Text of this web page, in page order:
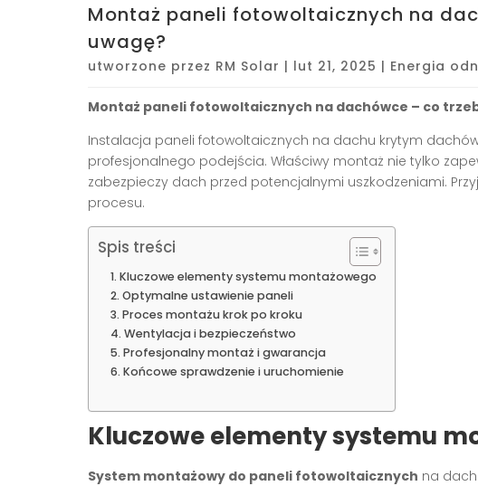
Montaż paneli fotowoltaicznych na
uwagę?
utworzone przez RM Solar | lut 21, 2025 | Energia
Montaż paneli fotowoltaicznych na dachówce – co
Instalacja paneli fotowoltaicznych na dachu krytym
profesjonalnego podejścia. Właściwy montaż nie tylko
zabezpieczy dach przed potencjalnymi uszkodzeniami.
procesu.
Spis treści
Kluczowe elementy systemu montażowego
Optymalne ustawienie paneli
Proces montażu krok po kroku
Wentylacja i bezpieczeństwo
Profesjonalny montaż i gwarancja
Końcowe sprawdzenie i uruchomienie
Kluczowe elementy systemu
System montażowy do paneli fotowoltaicznych na